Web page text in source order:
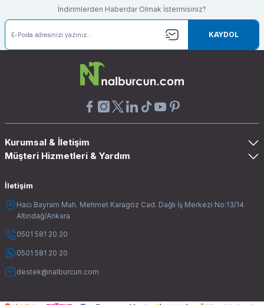
İndirimlerden Haberdar Olmak İstermisiniz?
KAYDOL
Kurumsal & İletişim
Müşteri Hizmetleri & Yardım
İletişim
Hacı Bayram Mah. Mehmet Karagöz Cad. Dağlı İş Merkezi No:13/14
Altındağ/Ankara
0501 581 20 20
0501 581 20 20
destek@nalburcun.com